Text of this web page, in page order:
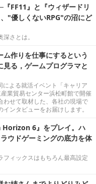
『FF11』と『ウィザードリ
"優しくないRPG"の沼にど
さとは。
ム作りを仕事にするという
る，ゲームプログラマと
よる就活イベント「キャリア
業貿易センター浜松町館で開催
わせて取材した、各社の現場で
ンタビューをお届けします。
6』をプレイ。ハ
ウドゲーミングの底力を体
ィックスはもちろん最高設定